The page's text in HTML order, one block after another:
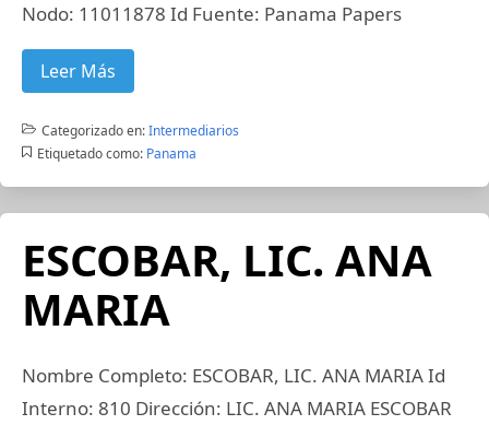
Nodo: 11011878 Id Fuente: Panama Papers
Leer Más
Categorizado en:Intermediarios
Etiquetado como: Panama
ESCOBAR, LIC. ANA
MARIA
Nombre Completo: ESCOBAR, LIC. ANA MARIA Id
Interno: 810 Dirección: LIC. ANA MARIA ESCOBAR